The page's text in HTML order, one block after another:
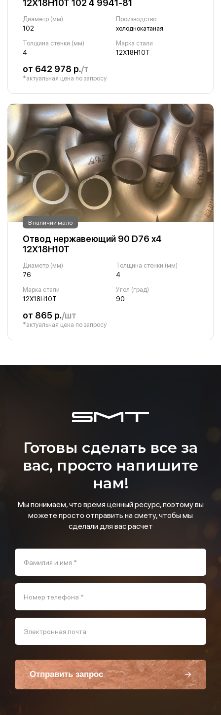
12Х18Н10Т 102 4 9941-81
Диаметр (мм)
102
Производство
холоднокатаная
Толщина стенки (мм)
4
Марка стали
12Х18Н10Т
от 642 978 р./т
*актуальная цена по запросу
В наличии мало
Отвод нержавеющий 90 D76 х4
12Х18Н10Т
Диаметр (мм)
76
Толщина стенки (мм)
4
Марка стали
12Х18Н10Т
Угол (град)
90
от 865 р./шт
*актуальная цена по запросу
Готовы сделать все за
вас, просто напишите
нам!
Мы понимаем, что время ценный ресурс, поэтому вы
можете просто отправить на смету, чтобы мы
сделали для вас расчет
Фамилия и имя *
Номер телефона *
Электронная почта
Отправить запрос